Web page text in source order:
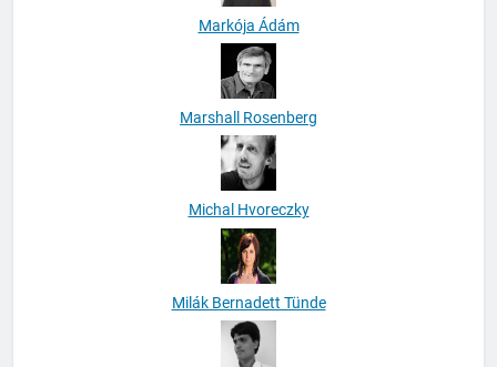
Markója Ádám
Marshall Rosenberg
Michal Hvoreczky
Milák Bernadett Tünde